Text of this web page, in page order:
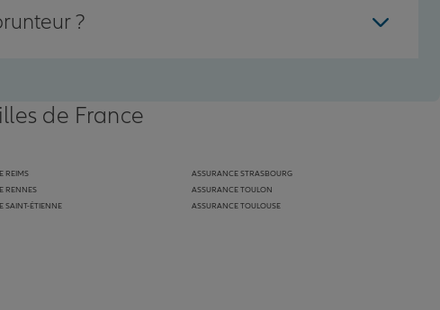
?
de France
REIMS
RENNES
SAINT-ÉTIENNE
ASSURANCE STRASBOURG
ASSURANCE TOULON
ASSURANCE TOULOUSE